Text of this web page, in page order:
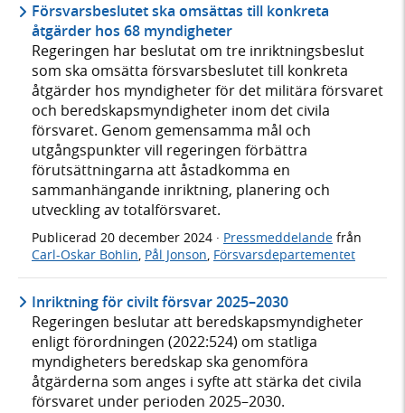
Försvarsbeslutet ska omsättas till konkreta
åtgärder hos 68 myndigheter
Regeringen har beslutat om tre inriktningsbeslut
som ska omsätta försvarsbeslutet till konkreta
åtgärder hos myndigheter för det militära försvaret
och beredskapsmyndigheter inom det civila
försvaret. Genom gemensamma mål och
utgångspunkter vill regeringen förbättra
förutsättningarna att åstadkomma en
sammanhängande inriktning, planering och
utveckling av totalförsvaret.
Publicerad 20 december 2024 · Pressmeddelande från
Carl-Oskar Bohlin, Pål Jonson, Försvarsdepartementet
Inriktning för civilt försvar 2025–2030
Regeringen beslutar att beredskapsmyndigheter
enligt förordningen (2022:524) om statliga
myndigheters beredskap ska genomföra
åtgärderna som anges i syfte att stärka det civila
försvaret under perioden 2025–2030.